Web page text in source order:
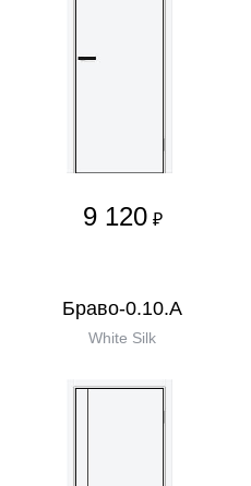
9 120 ₽
Браво-0.10.А
White Silk